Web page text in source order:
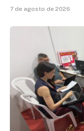
7 de agosto de 2026